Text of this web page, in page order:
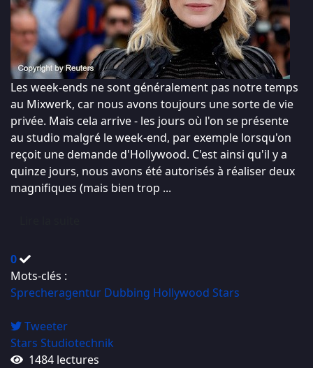
Les week-ends ne sont généralement pas notre temps
au Mixwerk, car nous avons toujours une sorte de vie
privée. Mais cela arrive - les jours où l'on se présente
au studio malgré le week-end, par exemple lorsqu'on
reçoit une demande d'Hollywood. C'est ainsi qu'il y a
quinze jours, nous avons été autorisés à réaliser deux
magnifiques (mais bien trop ...
0
Mots-clés :
Sprecheragentur Dubbing Hollywood Stars
Tweeter
Stars Studiotechnik
1484 lectures